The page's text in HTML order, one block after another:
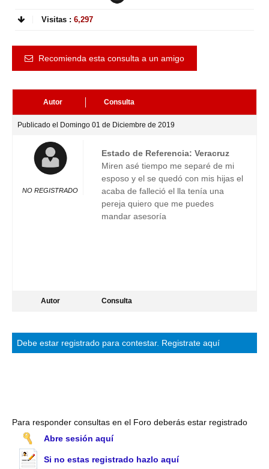
Visitas : 6,297
Recomienda esta consulta a un amigo
Autor Consulta
Publicado el Domingo 01 de Diciembre de 2019
NO REGISTRADO
Estado de Referencia: Veracruz
Miren asé tiempo me separé de mi
esposo y el se quedó con mis hijas el
acaba de falleció el lla tenía una
pereja quiero que me puedes
mandar asesoría
Autor Consulta
Debe estar registrado para contestar. Registrate aquí
Para responder consultas en el Foro deberás estar registrado
Abre sesión aquí
Si no estas registrado hazlo aquí